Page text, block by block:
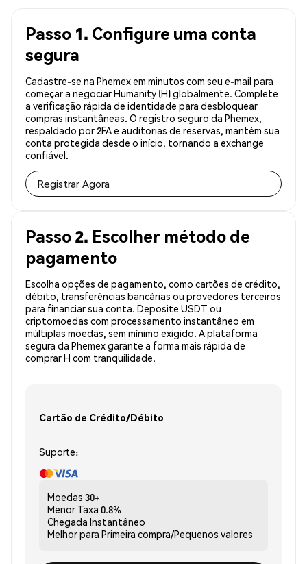
Passo 1. Configure uma conta
segura
Cadastre-se na Phemex em minutos com seu e-mail para
começar a negociar Humanity (H) globalmente. Complete
a verificação rápida de identidade para desbloquear
compras instantâneas. O registro seguro da Phemex,
respaldado por 2FA e auditorias de reservas, mantém sua
conta protegida desde o início, tornando a exchange
confiável.
Registrar Agora
Passo 2. Escolher método de
pagamento
Escolha opções de pagamento, como cartões de crédito,
débito, transferências bancárias ou provedores terceiros
para financiar sua conta. Deposite USDT ou
criptomoedas com processamento instantâneo em
múltiplas moedas, sem mínimo exigido. A plataforma
segura da Phemex garante a forma mais rápida de
comprar H com tranquilidade.
Cartão de Crédito/Débito
Suporte:
Moedas 30+
Menor Taxa 0.8%
Chegada Instantâneo
Melhor para Primeira compra/Pequenos valores